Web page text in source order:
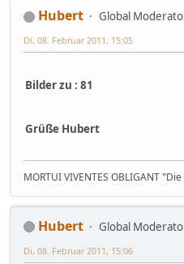
Hubert
Global
Di, 08. Februar 2011, 15:05
Bilder zu : 81
Grüße Hubert
MORTUI VIVENTES OBLIGANT
Hubert
Global
Di, 08. Februar 2011, 15:06